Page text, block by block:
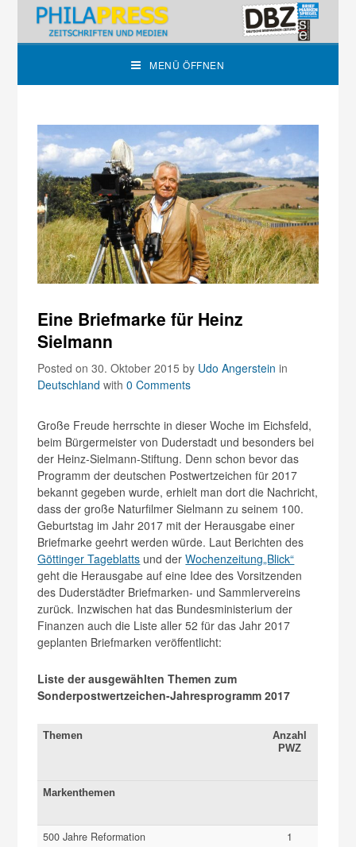
MENÜ ÖFFNEN
Eine Briefmarke für Heinz
Sielmann
Posted on 30. Oktober 2015by Udo Angerstein in
Deutschland with0 Comments
Große Freude herrschte in dieser Woche im Eichsfeld,
beim Bürgermeister von Duderstadt und besonders bei
der Heinz-Sielmann-Stiftung. Denn schon bevor das
Programm der deutschen Postwertzeichen für 2017
bekannt gegeben wurde, erhielt man dort die Nachricht,
dass der große Naturfilmer Sielmann zu seinem 100.
Geburtstag im Jahr 2017 mit der Herausgabe einer
Briefmarke geehrt werden würde. Laut Berichten des
Göttinger Tageblatts und derWochenzeitung„Blick“
geht die Herausgabe auf eine Idee des Vorsitzenden
des Duderstädter Briefmarken- und Sammlervereins
zurück. Inzwischen hat das Bundesministerium der
Finanzen auch die Liste aller 52 für das Jahr 2017
geplanten Briefmarken veröffentlicht:
Liste der ausgewählten Themen zum
Sonderpostwertzeichen-Jahresprogramm 2017
Themen
Anzahl
PWZ
Markenthemen
500 Jahre Reformation 1